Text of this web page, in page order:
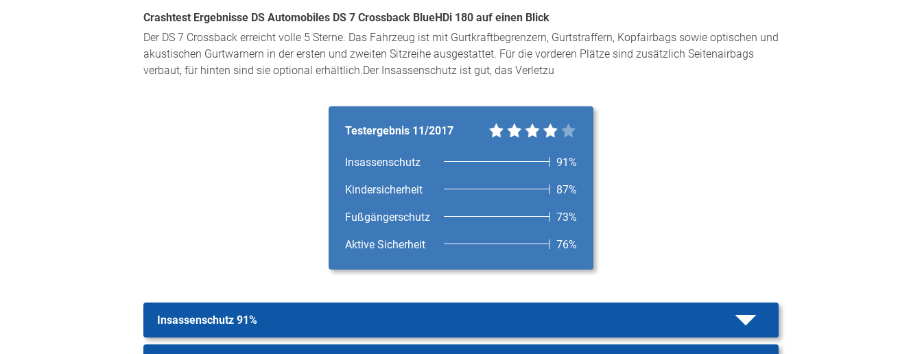
Crashtest Ergebnisse DS Automobiles DS 7 Crossback BlueHDi 180 auf einen Blick
Der DS 7 Crossback erreicht volle 5 Sterne. Das Fahrzeug ist mit Gurtkraftbegrenzern, Gurtstraffern, Kopfairbags sowie optischen und
akustischen Gurtwarnern in der ersten und zweiten Sitzreihe ausgestattet. Für die vorderen Plätze sind zusätzlich Seitenairbags
verbaut, für hinten sind sie optional erhältlich.Der Insassenschutz ist gut, das Verletzu
Testergebnis 11/2017
Insassenschutz 91%
Kindersicherheit 87%
Fußgängerschutz 73%
Aktive Sicherheit 76%
Insassenschutz 91%